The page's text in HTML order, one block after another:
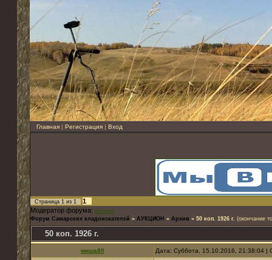
Главная | Регистрация | Вход
Страница 1 из 1
1
Модератор форума: skvorec
Форум Самарских кладоискателей » АУКЦИОН » Архив » 50 коп. 1926 г. (окончание
50 коп. 1926 г.
миша80 Дата: Суббота, 15.10.2016, 21:38:04